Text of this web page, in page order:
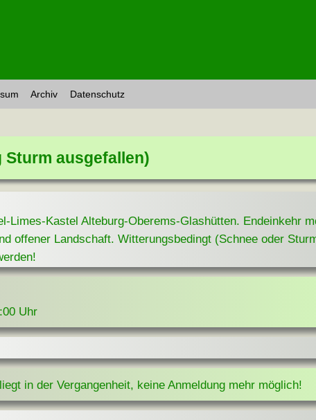
Archiv Datenschutz
ausgefallen)
Limes-Kastel Alteburg-Oberems-Glashütten. Endeinkehr
offener Landschaft. Witterungsbedingt (Schnee oder
Uhr
in der Vergangenheit, keine Anmeldung mehr möglich!